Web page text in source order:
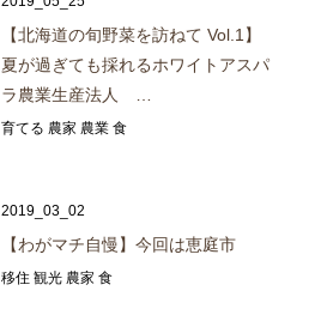
【北海道の旬野菜を訪ねて Vol.1】
夏が過ぎても採れるホワイトアスパ
ラ農業生産法人 …
育てる 農家 農業 食
2019_03_02
【わがマチ自慢】今回は恵庭市
移住 観光 農家 食